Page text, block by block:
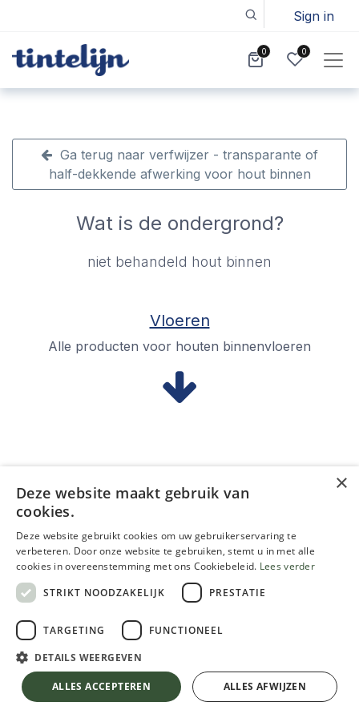
Sign in
0 0
Ga terug naar verfwijzer - transparante of
half-dekkende afwerking voor hout binnen
Wat is de ondergrond?
niet behandeld hout binnen
Vloeren
Alle producten voor houten binnenvloeren
Alle producten voor de behandeling van houten
Alle producten voor de behandeling van houten
ramen binnen
×
Deze website maakt gebruik van
cookies.
Deze website gebruikt cookies om uw gebruikerservaring te
verbeteren. Door onze website te gebruiken, stemt u in met alle
cookies in overeenstemming met ons Cookiebeleid. Lees verder
STRIKT NOODZAKELIJK
PRESTATIE
TARGETING FUNCTIONEEL
DETAILS WEERGEVEN
ALLES ACCEPTEREN ALLES AFWIJZEN